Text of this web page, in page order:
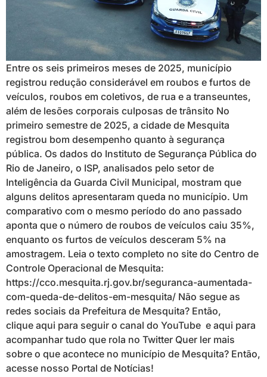
Entre os seis primeiros meses de 2025, município
registrou redução considerável em roubos e furtos de
veículos, roubos em coletivos, de rua e a transeuntes,
além de lesões corporais culposas de trânsito No
primeiro semestre de 2025, a cidade de Mesquita
registrou bom desempenho quanto à segurança
pública. Os dados do Instituto de Segurança Pública do
Rio de Janeiro, o ISP, analisados pelo setor de
Inteligência da Guarda Civil Municipal, mostram que
alguns delitos apresentaram queda no município. Um
comparativo com o mesmo período do ano passado
aponta que o número de roubos de veículos caiu 35%,
enquanto os furtos de veículos desceram 5% na
amostragem. Leia o texto completo no site do Centro de
Controle Operacional de Mesquita:
https://cco.mesquita.rj.gov.br/seguranca-aumentada-
com-queda-de-delitos-em-mesquita/ Não segue as
redes sociais da Prefeitura de Mesquita? Então,
clique aqui para seguir o canal do YouTube e aqui para
acompanhar tudo que rola no Twitter Quer ler mais
sobre o que acontece no município de Mesquita? Então,
acesse nosso Portal de Notícias!